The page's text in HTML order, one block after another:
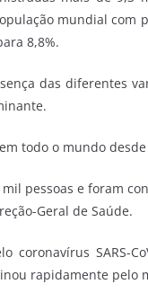
mundial com
8,8%.
das diferentes
todo o mundo
pessoas e foram
Geral de Saúde.
coronavírus SARS-
rapidamente pelo